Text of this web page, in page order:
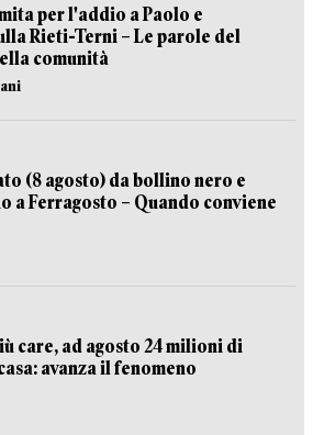
per l'addio a Paolo e
Rieti-Terni – Le parole del
comunità
(8 agosto) da bollino nero e
a Ferragosto – Quando conviene
care, ad agosto 24 milioni di
avanza il fenomeno